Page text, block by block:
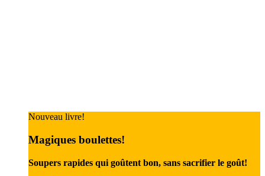
Nouveau livre!
Magiques boulettes!
Soupers rapides qui goûtent bon, sans sacrifier le goût!